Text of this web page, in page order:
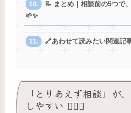
📝 まとめ｜相談前の5つで
🌱✨
🔗あわせて読みたい関連記
「とりあえず相談」が
しやすい 😵‍💫🌀